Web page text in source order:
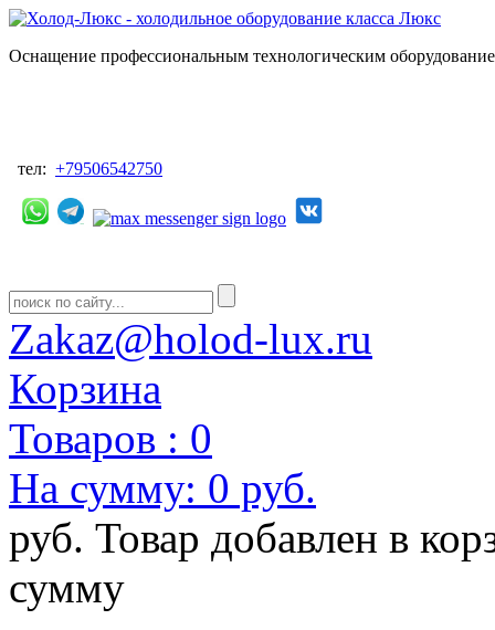
Оснащение профессиональным технологическим
тел: +79506542750
Zakaz@holod-lux.ru
Корзина
Товаров : 0
На сумму: 0 руб.
руб. Товар добавлен в
сумму